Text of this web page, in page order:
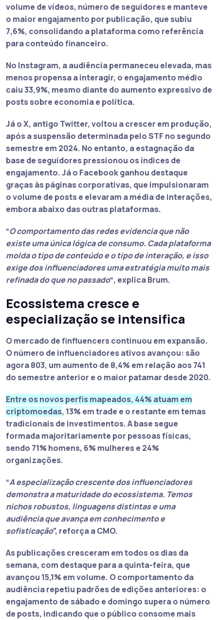
volume de vídeos, número de seguidores e manteve
o maior engajamento por publicação, que subiu
7,6%, consolidando a plataforma como referência
para conteúdo financeiro.
No Instagram, a audiência permaneceu elevada, mas
menos propensa a interagir, o engajamento médio
caiu 33,9%, mesmo diante do aumento expressivo de
posts sobre economia e política.
Já o X, antigo Twitter, voltou a crescer em produção,
após a suspensão determinada pelo STF no segundo
semestre em 2024. No entanto, a estagnação da
base de seguidores pressionou os índices de
engajamento. Já o Facebook ganhou destaque
graças às páginas corporativas, que impulsionaram
o volume de posts e elevaram a média de interações,
embora abaixo das outras plataformas.
“O comportamento das redes evidencia que não
existe uma única lógica de consumo. Cada plataforma
molda o tipo de conteúdo e o tipo de interação, e isso
exige dos influenciadores uma estratégia muito mais
refinada do que no passado“, explica Brum.
Ecossistema cresce e
especialização se intensifica
O mercado de finfluencers continuou em expansão.
O número de influenciadores ativos avançou: são
agora 803, um aumento de 8,4% em relação aos 741
do semestre anterior e o maior patamar desde 2020.
Entre os novos perfis mapeados, 44% atuam em
criptomoedas, 13% em trade e o restante em temas
tradicionais de investimentos. A base segue
formada majoritariamente por pessoas físicas,
sendo 71% homens, 6% mulheres e 24%
organizações.
“A especialização crescente dos influenciadores
demonstra a maturidade do ecossistema. Temos
nichos robustos, linguagens distintas e uma
audiência que avança em conhecimento e
sofisticação”, reforça a CMO.
As publicações cresceram em todos os dias da
semana, com destaque para a quinta-feira, que
avançou 15,1% em volume. O comportamento da
audiência repetiu padrões de edições anteriores: o
engajamento de sábado e domingo supera o número
de posts, indicando que o público consome mais